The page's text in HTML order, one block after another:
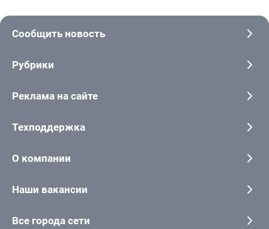
Сообщить новость
Рубрики
Реклама на сайте
Техподдержка
О компании
Наши вакансии
Все города сети